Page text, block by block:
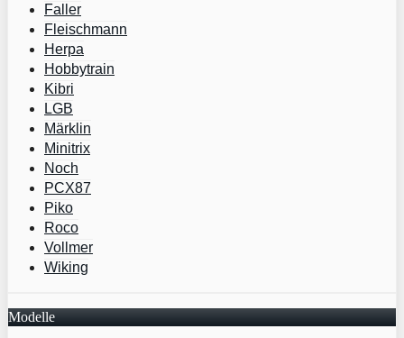
Faller
Fleischmann
Herpa
Hobbytrain
Kibri
LGB
Märklin
Minitrix
Noch
PCX87
Piko
Roco
Vollmer
Wiking
Modelle